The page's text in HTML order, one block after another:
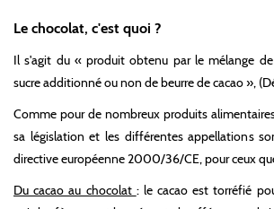
Le chocolat, c'est quoi ?
Il s'agit du « produit obtenu par le mélange
sucre additionné ou non de beurre de cacao »,
Comme pour de nombreux produits
sa législation et les différentes appellations
directive européenne 2000/36/CE, pour ceux
Du cacao au chocolat : le cacao est torréfié